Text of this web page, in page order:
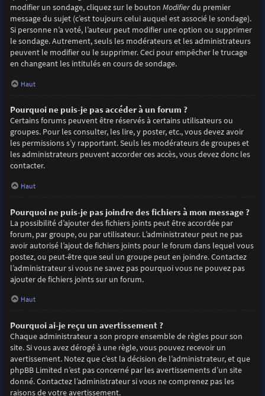
modifier un sondage, cliquez sur le bouton Modifierdu premier
message du sujet (c’est toujours celui auquel est associé le sondage).
Si personne n’a voté, l’auteur peut modifier une option ou supprimer
le sondage. Autrement, seuls les modérateurs et les administrateurs
peuvent le modifier ou le supprimer. Ceci pour empêcher le trucage
en changeant les intitulés en cours de sondage.
Haut
Pourquoi ne puis-je pas accéder à un forum ?
Certains forums peuvent être réservés à certains utilisateurs ou
groupes. Pour les consulter, les lire, y poster, etc., vous devez avoir
les permissions s’y rapportant. Seuls les modérateurs de groupes et
les administrateurs peuvent accorder ces accès, vous devez donc les
contacter.
Haut
Pourquoi ne puis-je pas joindre des fichiers à mon message ?
La possibilité d’ajouter des fichiers joints peut être accordée par
forum, par groupe, ou par utilisateur. L’administrateur peut ne pas
avoir autorisé l’ajout de fichiers joints pour le forum dans lequel vous
postez, ou peut-être que seul un groupe peut en joindre. Contactez
l’administrateur si vous ne savez pas pourquoi vous ne pouvez pas
ajouter de fichiers joints sur un forum.
Haut
Pourquoi ai-je reçu un avertissement ?
Chaque administrateur a son propre ensemble de règles pour son
site. Si vous avez dérogé à une règle, vous pouvez recevoir un
avertissement. Notez que c’est la décision de l’administrateur, et que
phpBB Limited n’est pas concerné par les avertissements d’un site
donné. Contactez l’administrateur si vous ne comprenez pas les
raisons de votre avertissement.